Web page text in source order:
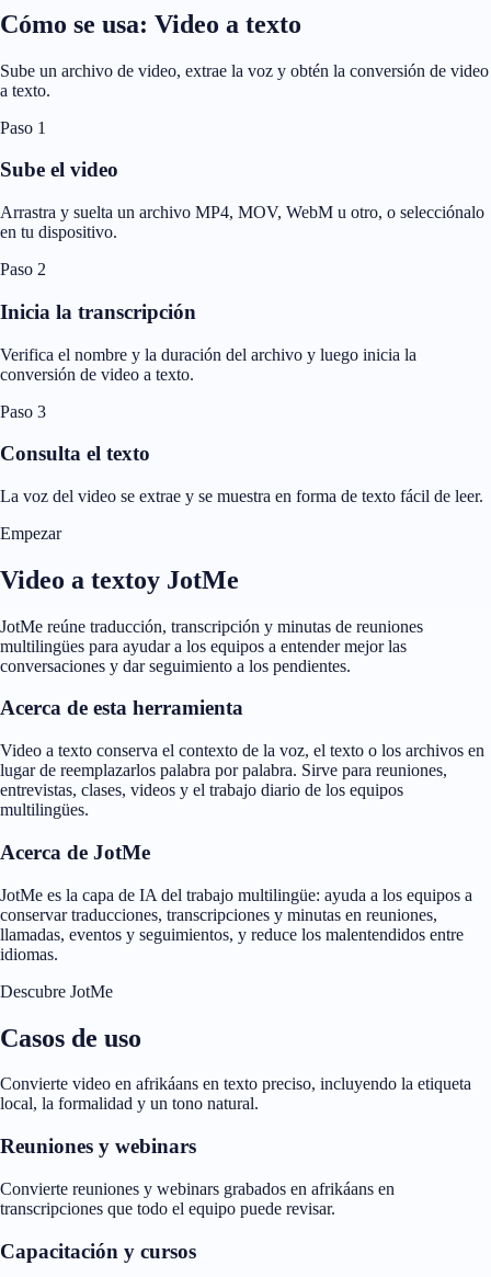
Cómo se usa: Video a texto
Sube un archivo de video, extrae la voz y obtén la conversión de video
a texto.
Paso 1
Sube el video
Arrastra y suelta un archivo MP4, MOV, WebM u otro, o selecciónalo
en tu dispositivo.
Paso 2
Inicia la transcripción
Verifica el nombre y la duración del archivo y luego inicia la
conversión de video a texto.
Paso 3
Consulta el texto
La voz del video se extrae y se muestra en forma de texto fácil de leer.
Empezar
Video a textoy JotMe
JotMe reúne traducción, transcripción y minutas de reuniones
multilingües para ayudar a los equipos a entender mejor las
conversaciones y dar seguimiento a los pendientes.
Acerca de esta herramienta
Video a texto conserva el contexto de la voz, el texto o los archivos en
lugar de reemplazarlos palabra por palabra. Sirve para reuniones,
entrevistas, clases, videos y el trabajo diario de los equipos
multilingües.
Acerca de JotMe
JotMe es la capa de IA del trabajo multilingüe: ayuda a los equipos a
conservar traducciones, transcripciones y minutas en reuniones,
llamadas, eventos y seguimientos, y reduce los malentendidos entre
idiomas.
Descubre JotMe
Casos de uso
Convierte video en afrikáans en texto preciso, incluyendo la etiqueta
local, la formalidad y un tono natural.
Reuniones y webinars
Convierte reuniones y webinars grabados en afrikáans en
transcripciones que todo el equipo puede revisar.
Capacitación y cursos